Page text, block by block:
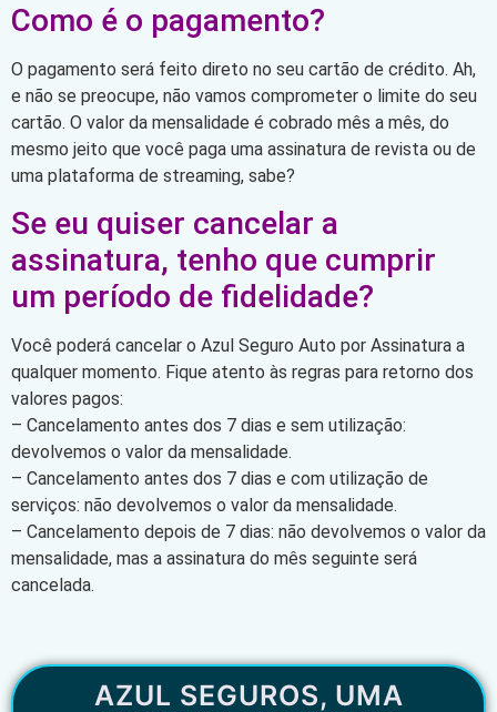
Como é o pagamento?
O pagamento será feito direto no seu cartão de crédito. Ah,
e não se preocupe, não vamos comprometer o limite do seu
cartão. O valor da mensalidade é cobrado mês a mês, do
mesmo jeito que você paga uma assinatura de revista ou de
uma plataforma de streaming, sabe?
Se eu quiser cancelar a
assinatura, tenho que cumprir
um período de fidelidade?
Você poderá cancelar o Azul Seguro Auto por Assinatura a
qualquer momento. Fique atento às regras para retorno dos
valores pagos:
– Cancelamento antes dos 7 dias e sem utilização:
devolvemos o valor da mensalidade.
– Cancelamento antes dos 7 dias e com utilização de
serviços: não devolvemos o valor da mensalidade.
– Cancelamento depois de 7 dias: não devolvemos o valor da
mensalidade, mas a assinatura do mês seguinte será
cancelada.
AZUL SEGUROS, UMA